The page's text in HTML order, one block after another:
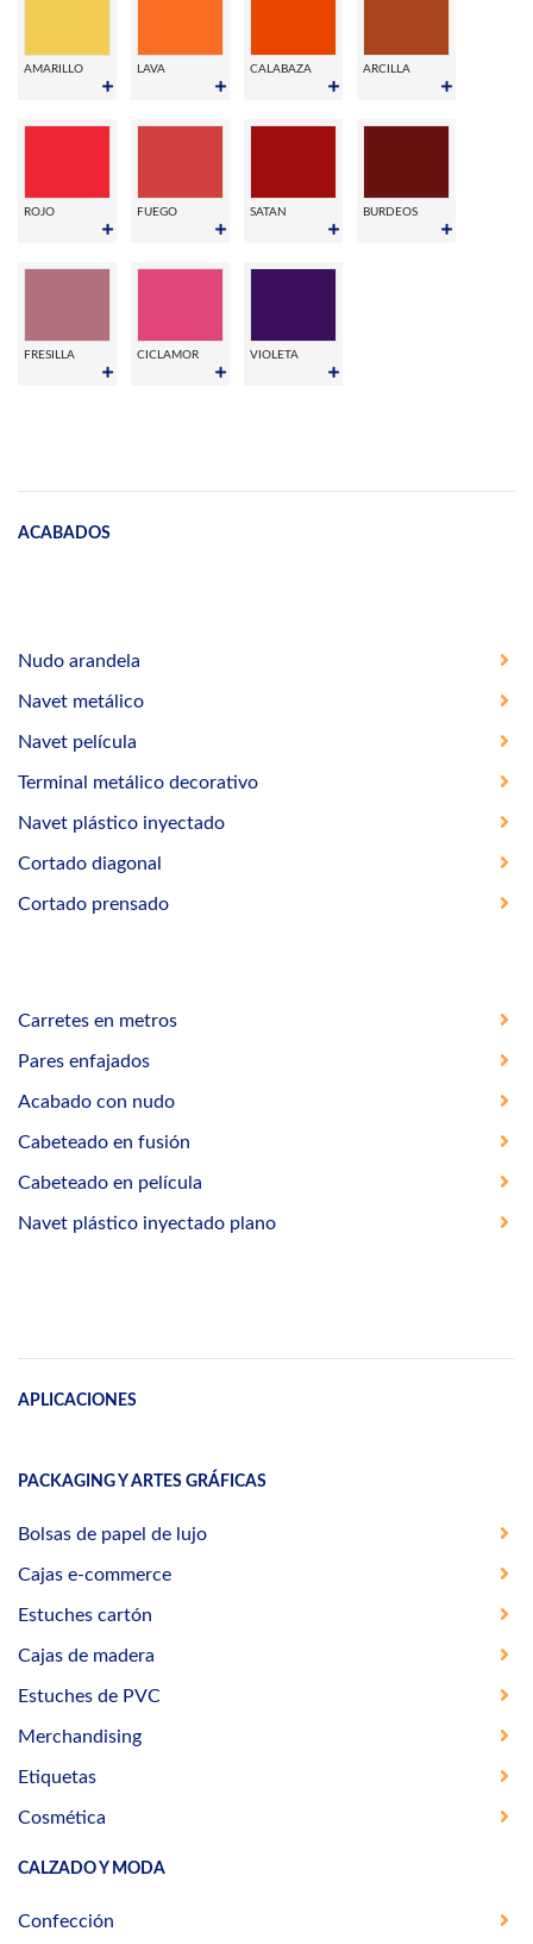
AMARILLO LAVA CALABAZA ARCILLA
ROJO FUEGO SATAN BURDEOS
FRESILLA CICLAMOR VIOLETA
ACABADOS
Nudo arandela
Navet metálico
Navet película
Terminal metálico decorativo
Navet plástico inyectado
Cortado diagonal
Cortado prensado
Carretes en metros
Pares enfajados
Acabado con nudo
Cabeteado en fusión
Cabeteado en película
Navet plástico inyectado plano
APLICACIONES
PACKAGING Y ARTES GRÁFICAS
Bolsas de papel de lujo
Cajas e-commerce
Estuches cartón
Cajas de madera
Estuches de PVC
Merchandising
Etiquetas
Cosmética
CALZADO Y MODA
Confección